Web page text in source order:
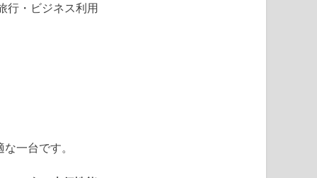
行・ビジネス利用
一台です。